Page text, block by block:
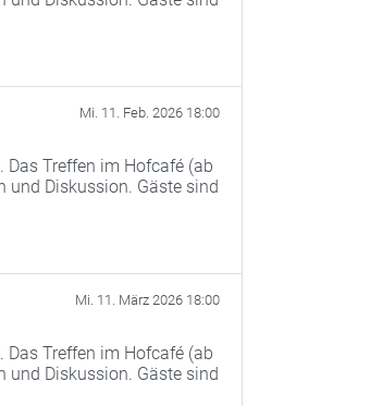
Mi. 11. Feb. 2026 18:00
Treffen im Hofcafé (ab
und Diskussion. Gäste sind
Mi. 11. März 2026 18:00
Treffen im Hofcafé (ab
und Diskussion. Gäste sind